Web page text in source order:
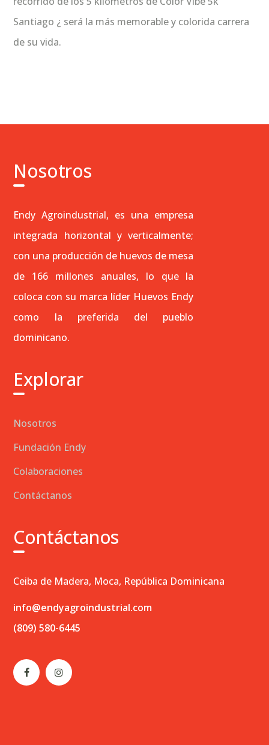
Santiago ¿ será la más memorable y colorida carrera
de su vida.
Nosotros
Endy Agroindustrial, es una empresa
integrada horizontal y verticalmente;
con una producción de huevos de mesa
de 166 millones anuales, lo que la
coloca con su marca líder Huevos Endy
como la preferida del pueblo
dominicano.
Explorar
Nosotros
Fundación Endy
Colaboraciones
Contáctanos
Contáctanos
Ceiba de Madera, Moca, República Dominicana
info@endyagroindustrial.com
(809) 580-6445